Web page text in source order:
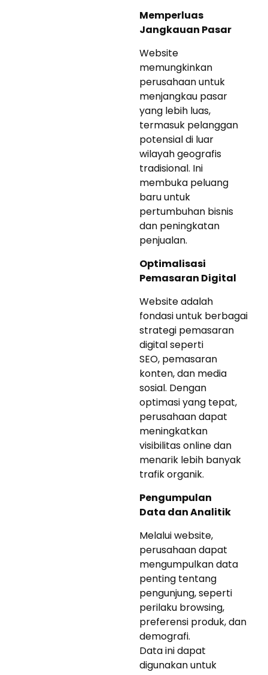
Memperluas
Jangkauan Pasar
Website
memungkinkan
perusahaan untuk
menjangkau pasar
yang lebih luas,
termasuk pelanggan
potensial di luar
wilayah geografis
tradisional. Ini
membuka peluang
baru untuk
pertumbuhan bisnis
dan peningkatan
penjualan.
Optimalisasi
Pemasaran Digital
Website adalah
fondasi untuk berbagai
strategi pemasaran
digital seperti
SEO, pemasaran
konten, dan media
sosial. Dengan
optimasi yang tepat,
perusahaan dapat
meningkatkan
visibilitas online dan
menarik lebih banyak
trafik organik.
Pengumpulan
Data dan Analitik
Melalui website,
perusahaan dapat
mengumpulkan data
penting tentang
pengunjung, seperti
perilaku browsing,
preferensi produk, dan
demografi.
Data ini dapat
digunakan untuk